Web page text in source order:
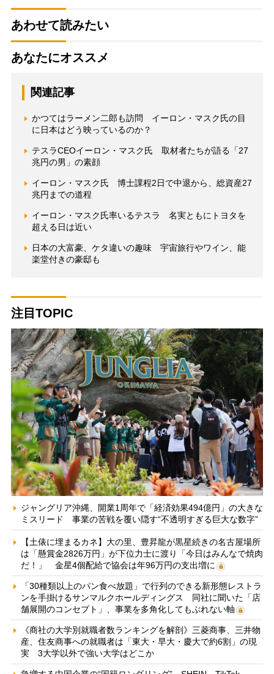
あわせて読みたい
あなたにオススメ
関連記事
かつてはラーメン二郎も訪問 イーロン・マスク氏の目
に日本はどう映っているのか？
テスラCEOイーロン・マスク氏 取材者たちが語る「27
兆円の男」の素顔
イーロン・マスク氏 博士課程2日で中退から、総資産27
兆円までの道程
イーロン・マスク氏率いるテスラ 名実ともにトヨタを
超える日は近い
日本の大富豪、ケタ違いの趣味 宇宙旅行やワイン、能
楽堂付きの豪邸も
注目TOPIC
ジャングリア沖縄、開業1周年で「経済効果494億円」の大きな
ミスリード 事業の苦戦を覆い隠す“不透明すぎる巨大な数字”
【土俵に埋まるカネ】大の里、豊昇龍が黒星続きの名古屋場所
は「懸賞金2826万円」が下位力士に渡り「今日はみんなで焼肉
だ！」 金星4個配給で協会は年96万円の支出増に
「30種類以上のパン食べ放題」で行列のできる新形態レストラ
ンを手掛けるサンマルクホールディングス 同社に聞いた「店
舗展開のコンセプト」、事業を多角化してもぶれない軸
《商社の大学別就職者数ランキングを解剖》三菱商事、三井物
産、住友商事への就職者は「東大・早大・慶大で約6割」の現
実 3大学以外で強い大学はどこか